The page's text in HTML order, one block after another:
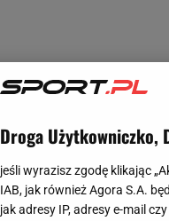
Droga Użytkowniczko,
jeśli wyrazisz zgodę klikając
IAB, jak również Agora S.A.
jak adresy IP, adresy e-mail